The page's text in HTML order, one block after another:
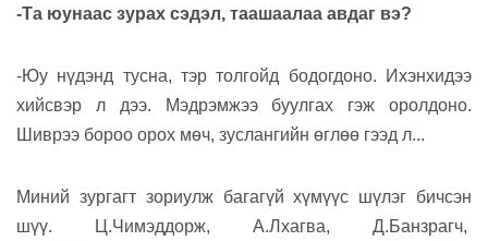
-Та юунаас зурах сэдэл, таашаалаа авдаг вэ?
-Юу нүдэнд тусна, тэр толгойд бодогдоно. Ихэнхидээ
хийсвэр л дээ. Мэдрэмжээ буулгах гэж оролдоно.
Шиврээ бороо орох мөч, зуслангийн өглөө гээд л...
Миний зургагт зориулж багагүй хүмүүс шүлэг бичсэн
шүү. Ц.Чимэддорж, А.Лхагва, Д.Банзрагч,